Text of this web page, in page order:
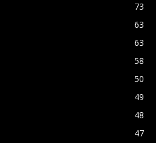
73
63
63
58
50
49
48
47